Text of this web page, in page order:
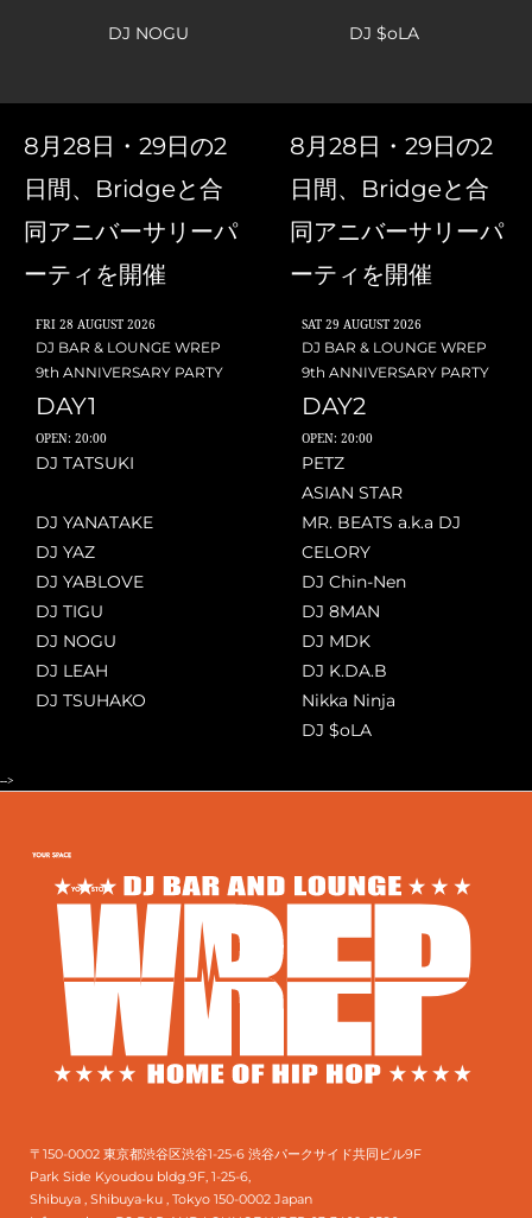
DJ NOGU DJ $oLA
8月28日・29日の2
日間、Bridgeと合
同アニバーサリーパ
ーティを開催
FRI 28 AUGUST 2026
DJ BAR & LOUNGE WREP
9th ANNIVERSARY PARTY
DAY1
OPEN: 20:00
DJ TATSUKI
DJ YANATAKE
DJ YAZ
DJ YABLOVE
DJ TIGU
DJ NOGU
DJ LEAH
DJ TSUHAKO
8月28日・29日の2
日間、Bridgeと合
同アニバーサリーパ
ーティを開催
SAT 29 AUGUST 2026
DJ BAR & LOUNGE WREP
9th ANNIVERSARY PARTY
DAY2
OPEN: 20:00
PETZ
ASIAN STAR
MR. BEATS a.k.a DJ
CELORY
DJ Chin-Nen
DJ 8MAN
DJ MDK
DJ K.DA.B
Nikka Ninja
DJ $oLA
-->
〒150-0002 東京都渋谷区渋谷1-25-6 渋谷パークサイド共同ビル9F
Park Side Kyoudou bldg.9F, 1-25-6,
Shibuya , Shibuya-ku , Tokyo 150-0002 Japan